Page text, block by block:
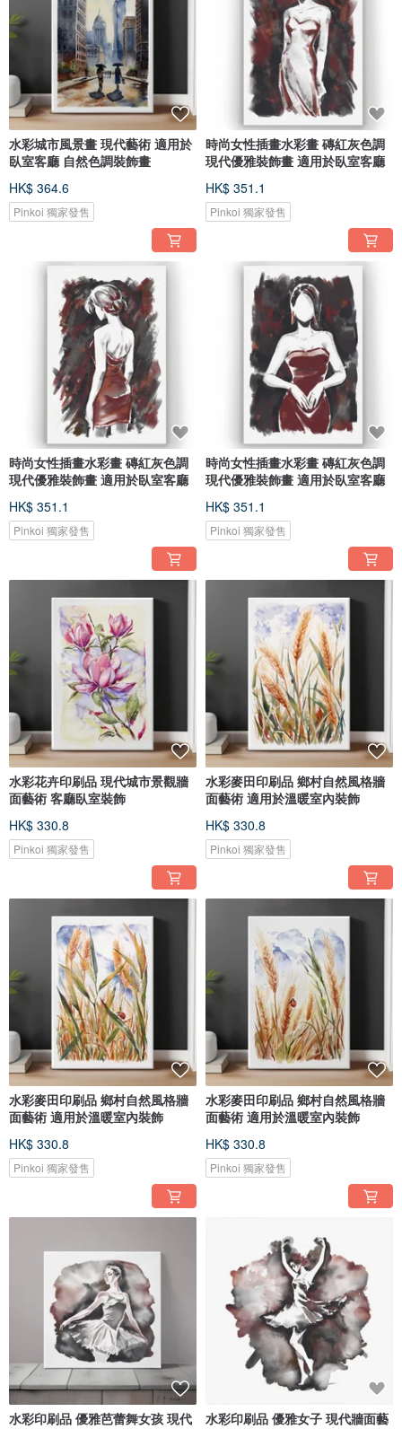
水彩城市風景畫 現代藝術 適用於
臥室客廳 自然色調裝飾畫
HK$ 364.6
Pinkoi 獨家發售
時尚女性插畫水彩畫 磚紅灰色調
現代優雅裝飾畫 適用於臥室客廳
HK$ 351.1
Pinkoi 獨家發售
時尚女性插畫水彩畫 磚紅灰色調
現代優雅裝飾畫 適用於臥室客廳
HK$ 351.1
Pinkoi 獨家發售
時尚女性插畫水彩畫 磚紅灰色調
現代優雅裝飾畫 適用於臥室客廳
HK$ 351.1
Pinkoi 獨家發售
水彩花卉印刷品 現代城市景觀牆
面藝術 客廳臥室裝飾
HK$ 330.8
Pinkoi 獨家發售
水彩麥田印刷品 鄉村自然風格牆
面藝術 適用於溫暖室內裝飾
HK$ 330.8
Pinkoi 獨家發售
水彩麥田印刷品 鄉村自然風格牆
面藝術 適用於溫暖室內裝飾
HK$ 330.8
Pinkoi 獨家發售
水彩麥田印刷品 鄉村自然風格牆
面藝術 適用於溫暖室內裝飾
HK$ 330.8
Pinkoi 獨家發售
水彩印刷品 優雅芭蕾舞女孩 現代
水彩印刷品 優雅女子 現代牆面藝